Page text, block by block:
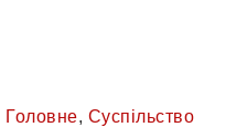
Головне, Суспільство